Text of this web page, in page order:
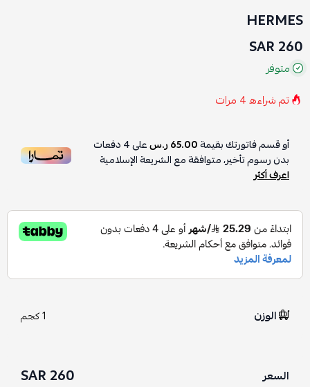
HERMES
260 SAR
متوفر
تم شراءه4 مرات
أو قسم فاتورتك بقيمة65.00 ر.س على4دفعات
بدون رسوم تأخير، متوافقة مع الشريعة الإسلامية
اعرف أكثر
الوزن 1 كجم
السعر 260 SAR